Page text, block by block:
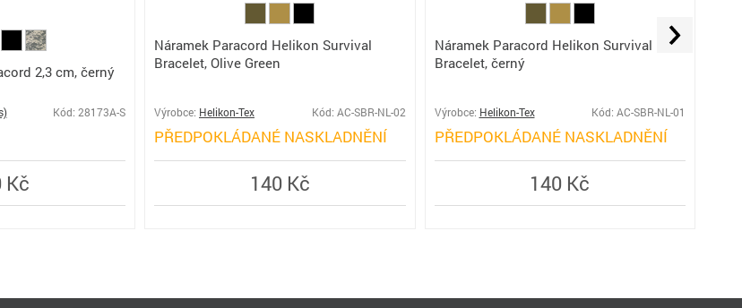
2,3 cm, černý
Kód: 28173A-S
Kč
Náramek Paracord Helikon Survival
Bracelet, Olive Green
Výrobce: Helikon-Tex Kód: AC-SBR-NL-02
PŘEDPOKLÁDANÉ NASKLADNĚNÍ
140 Kč
Náramek Paracord Helikon Survival
Bracelet, černý
Výrobce: Helikon-Tex Kód: AC-SBR-NL-01
PŘEDPOKLÁDANÉ NASKLADNĚNÍ
140 Kč